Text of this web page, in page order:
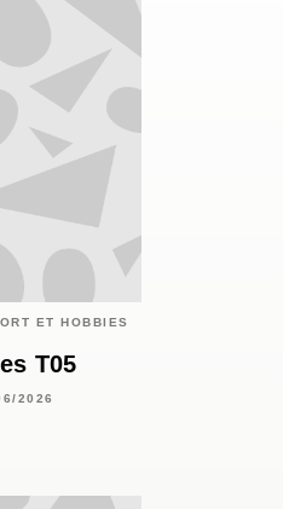
ET HOBBIES
T05
2026